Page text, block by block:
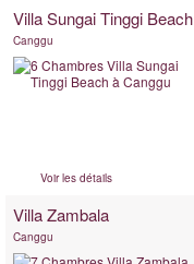
Villa Sungai Tinggi Beach
Canggu
Voir les détails
Villa Zambala
Canggu